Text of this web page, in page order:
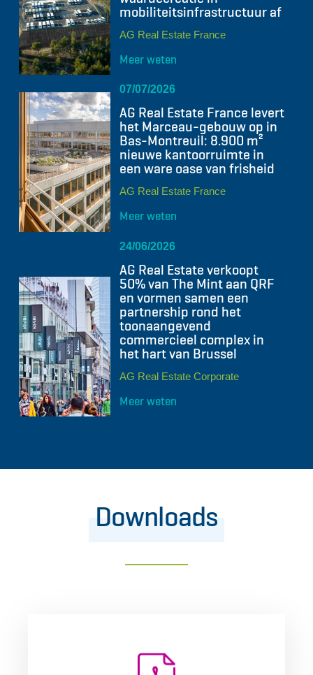
mobiliteitsinfrastructuur af
AG Real Estate France
Meer weten
07/07/2026
AG Real Estate France levert
het Marceau-gebouw op in
Bas-Montreuil: 8.900 m²
nieuwe kantoorruimte in
een ware oase van frisheid
AG Real Estate France
Meer weten
24/06/2026
AG Real Estate verkoopt
50% van The Mint aan QRF
en vormen samen een
partnership rond het
toonaangevend
commercieel complex in
het hart van Brussel
AG Real Estate Corporate
Meer weten
Downloads